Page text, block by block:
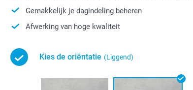
Gemakkelijk je dagindeling beheren
Afwerking van hoge kwaliteit
Kies de oriëntatie (Liggend)